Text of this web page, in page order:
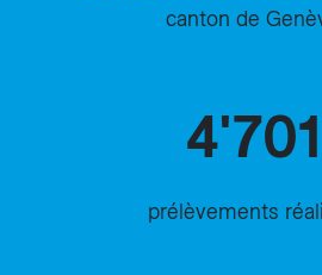
canton de
4'701
prélèvements